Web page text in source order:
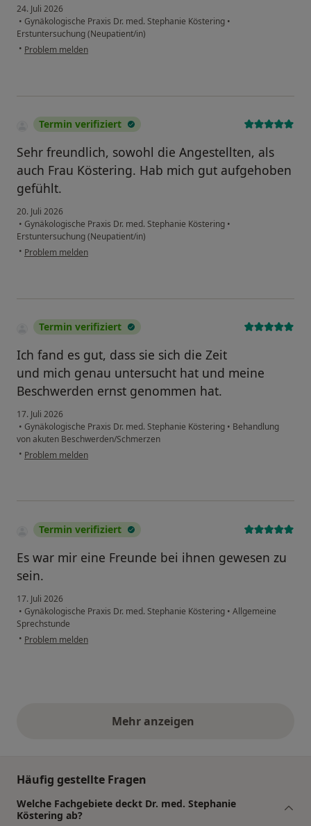
24. Juli 2026
• Gynäkologische Praxis Dr. med. Stephanie Köstering •
Erstuntersuchung (Neupatient/in)
• Problem melden
Termin verifiziert
Sehr freundlich, sowohl die Angestellten, als
auch Frau Köstering. Hab mich gut aufgehoben
gefühlt.
20. Juli 2026
• Gynäkologische Praxis Dr. med. Stephanie Köstering •
Erstuntersuchung (Neupatient/in)
• Problem melden
Termin verifiziert
Ich fand es gut, dass sie sich die Zeit
und mich genau untersucht hat und meine
Beschwerden ernst genommen hat.
17. Juli 2026
• Gynäkologische Praxis Dr. med. Stephanie Köstering • Behandlung
von akuten Beschwerden/Schmerzen
• Problem melden
Termin verifiziert
Es war mir eine Freunde bei ihnen gewesen zu
sein.
17. Juli 2026
• Gynäkologische Praxis Dr. med. Stephanie Köstering • Allgemeine
Sprechstunde
• Problem melden
Mehr anzeigenobige Stellungnahmen
Häufig gestellte Fragen
Welche Fachgebiete deckt Dr. med. Stephanie
Köstering ab?